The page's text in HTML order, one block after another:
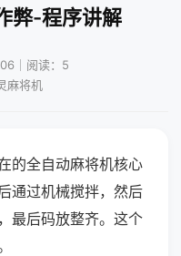
弊-程序讲解
｜阅读：5
麻将机
的全自动麻将机核心
通过机械搅拌，然后
最后码放整齐。这个